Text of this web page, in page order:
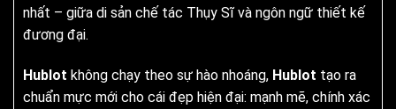
nhất – giữa di sản chế tác Thụy Sĩ và ngôn ngữ thiết kế
đương đại.
Hublot không chạy theo sự hào nhoáng, Hublot tạo ra
chuẩn mực mới cho cái đẹp hiện đại: mạnh mẽ, chính xác